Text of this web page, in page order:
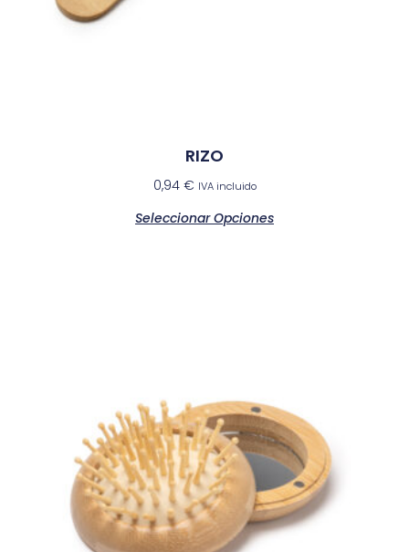
RIZO
0,94 € IVA incluido
Seleccionar Opciones